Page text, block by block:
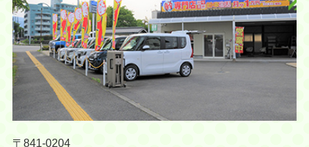
〒841-0204